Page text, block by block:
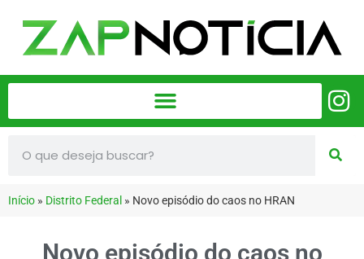
Início » Distrito Federal » Novo episódio do caos no HRAN
Novo episódio do caos no